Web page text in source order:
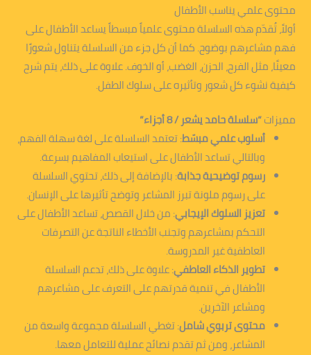
محتوى علمي يناسب الأطفال
أولاً، تُقدّم هذه السلسلة محتوى علمياً مبسطاً يساعد الأطفال على
فهم مشاعرهم بوضوح. كما أن كل جزء من السلسلة يتناول شعورًا
معينًا، مثل الفرح، الحزن، الغضب، أو الخوف. علاوة على ذلك، يتم شرح
كيفية نشوء كل شعور وتأثيره على سلوك الطفل.
مميزات“سلسلة حامد يشعر / 8 أجزاء”
أسلوب علمي مبسّط: تعتمد السلسلة على لغة سهلة الفهم،
وبالتالي تساعد الأطفال على استيعاب المفاهيم بسرعة.
رسوم توضيحية جذابة: بالإضافة إلى ذلك، تحتوي السلسلة
على رسوم ملونة تبرز المشاعر وتوضح تأثيرها على الإنسان.
تعزيز السلوك الإيجابي: من خلال القصص، تساعد الأطفال على
التحكم بمشاعرهم وتجنب الأخطاء الناتجة عن التصرفات
العاطفية غير المدروسة.
تطوير الذكاء العاطفي: علاوة على ذلك، تدعم السلسلة
الأطفال في تنمية قدرتهم على التعرف على مشاعرهم
ومشاعر الآخرين.
محتوى تربوي شامل: تغطي السلسلة مجموعة واسعة من
المشاعر، ومن ثم تقدم نصائح عملية للتعامل معها.